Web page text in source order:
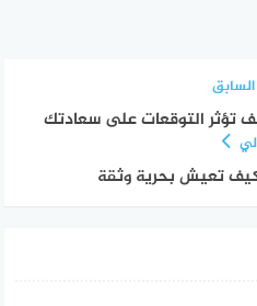
السابق
تؤثر التوقعات على سعادتك
تعيش بحرية وثقة